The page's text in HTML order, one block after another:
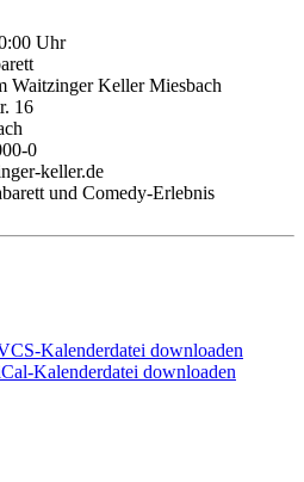
Uhr
Waitzinger Keller Miesbach
16
0
keller.de
und Comedy-Erlebnis
Kalenderdatei downloaden
Kalenderdatei downloaden